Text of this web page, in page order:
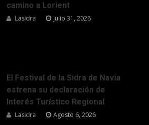
camino a Lorient
Lasidra Julio 31, 2026
El Festival de la Sidra de Navia
estrena su declaración de
Interés Turístico Regional
Lasidra Agosto 6, 2026